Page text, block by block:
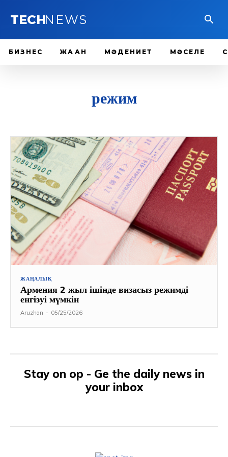
TECHNEWS
БИЗНЕС ЖАҺАН МӘДЕНИЕТ МӘСЕЛЕ
режим
ЖАҢАЛЫҚ
Армения 2 жыл ішінде визасыз режимді
енгізуі мүмкін
Aruzhan - 05/25/2026
Stay on op - Ge the daily news in
your inbox